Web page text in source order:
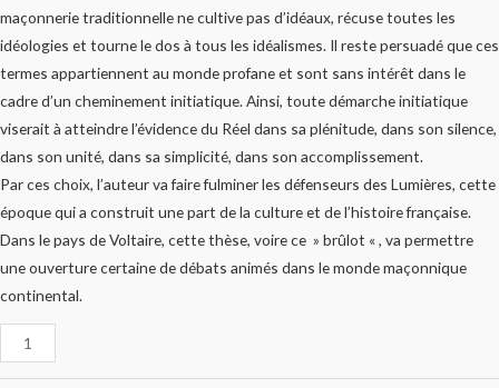
maçonnerie traditionnelle ne cultive pas d’idéaux, récuse toutes les
idéologies et tourne le dos à tous les idéalismes. Il reste persuadé que ces
termes appartiennent au monde profane et sont sans intérêt dans le
cadre d’un cheminement initiatique. Ainsi, toute démarche initiatique
viserait à atteindre l’évidence du Réel dans sa plénitude, dans son silence,
dans son unité, dans sa simplicité, dans son accomplissement.
Par ces choix, l’auteur va faire fulminer les défenseurs des Lumières, cette
époque qui a construit une part de la culture et de l’histoire française.
Dans le pays de Voltaire, cette thèse, voire ce » brûlot « , va permettre
une ouverture certaine de débats animés dans le monde maçonnique
continental.